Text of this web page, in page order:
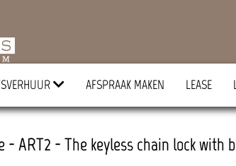
AFSPRAAK MAKEN LEASE
- ART2 - The keyless chain lock